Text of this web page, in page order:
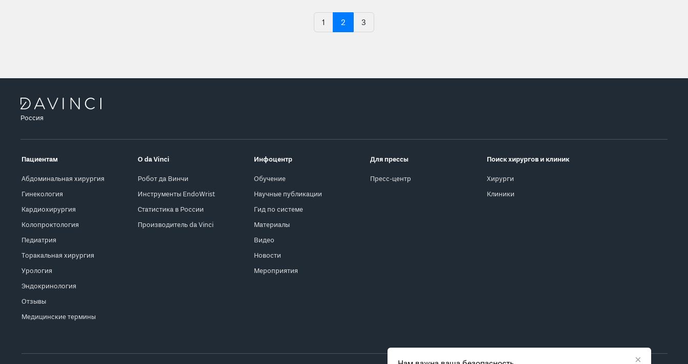
1 2 3
×
Россия
Пациентам
Абдоминальная хирургия
Гинекология
Кардиохирургия
Колопроктология
Педиатрия
Торакальная хирургия
Урология
Эндокринология
Отзывы
Медицинские термины
О da Vinci
Робот да Винчи
Инструменты EndoWrist
Статистика в России
Производитель da Vinci
Инфоцентр
Обучение
Научные публикации
Гид по системе
Материалы
Видео
Новости
Мероприятия
Для прессы
Пресс-центр
Поиск хирургов и клиник
Хирурги
Клиники